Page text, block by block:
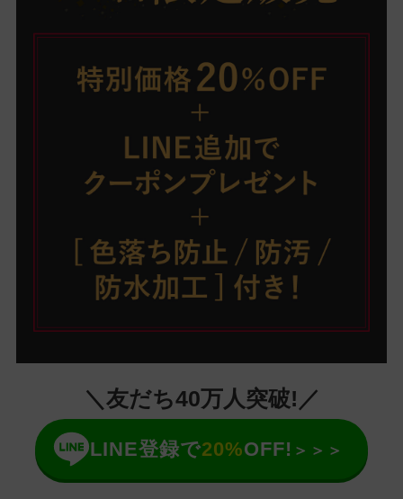
＼友だち40万人突破!／
LINE登録で20%OFF! ＞＞＞